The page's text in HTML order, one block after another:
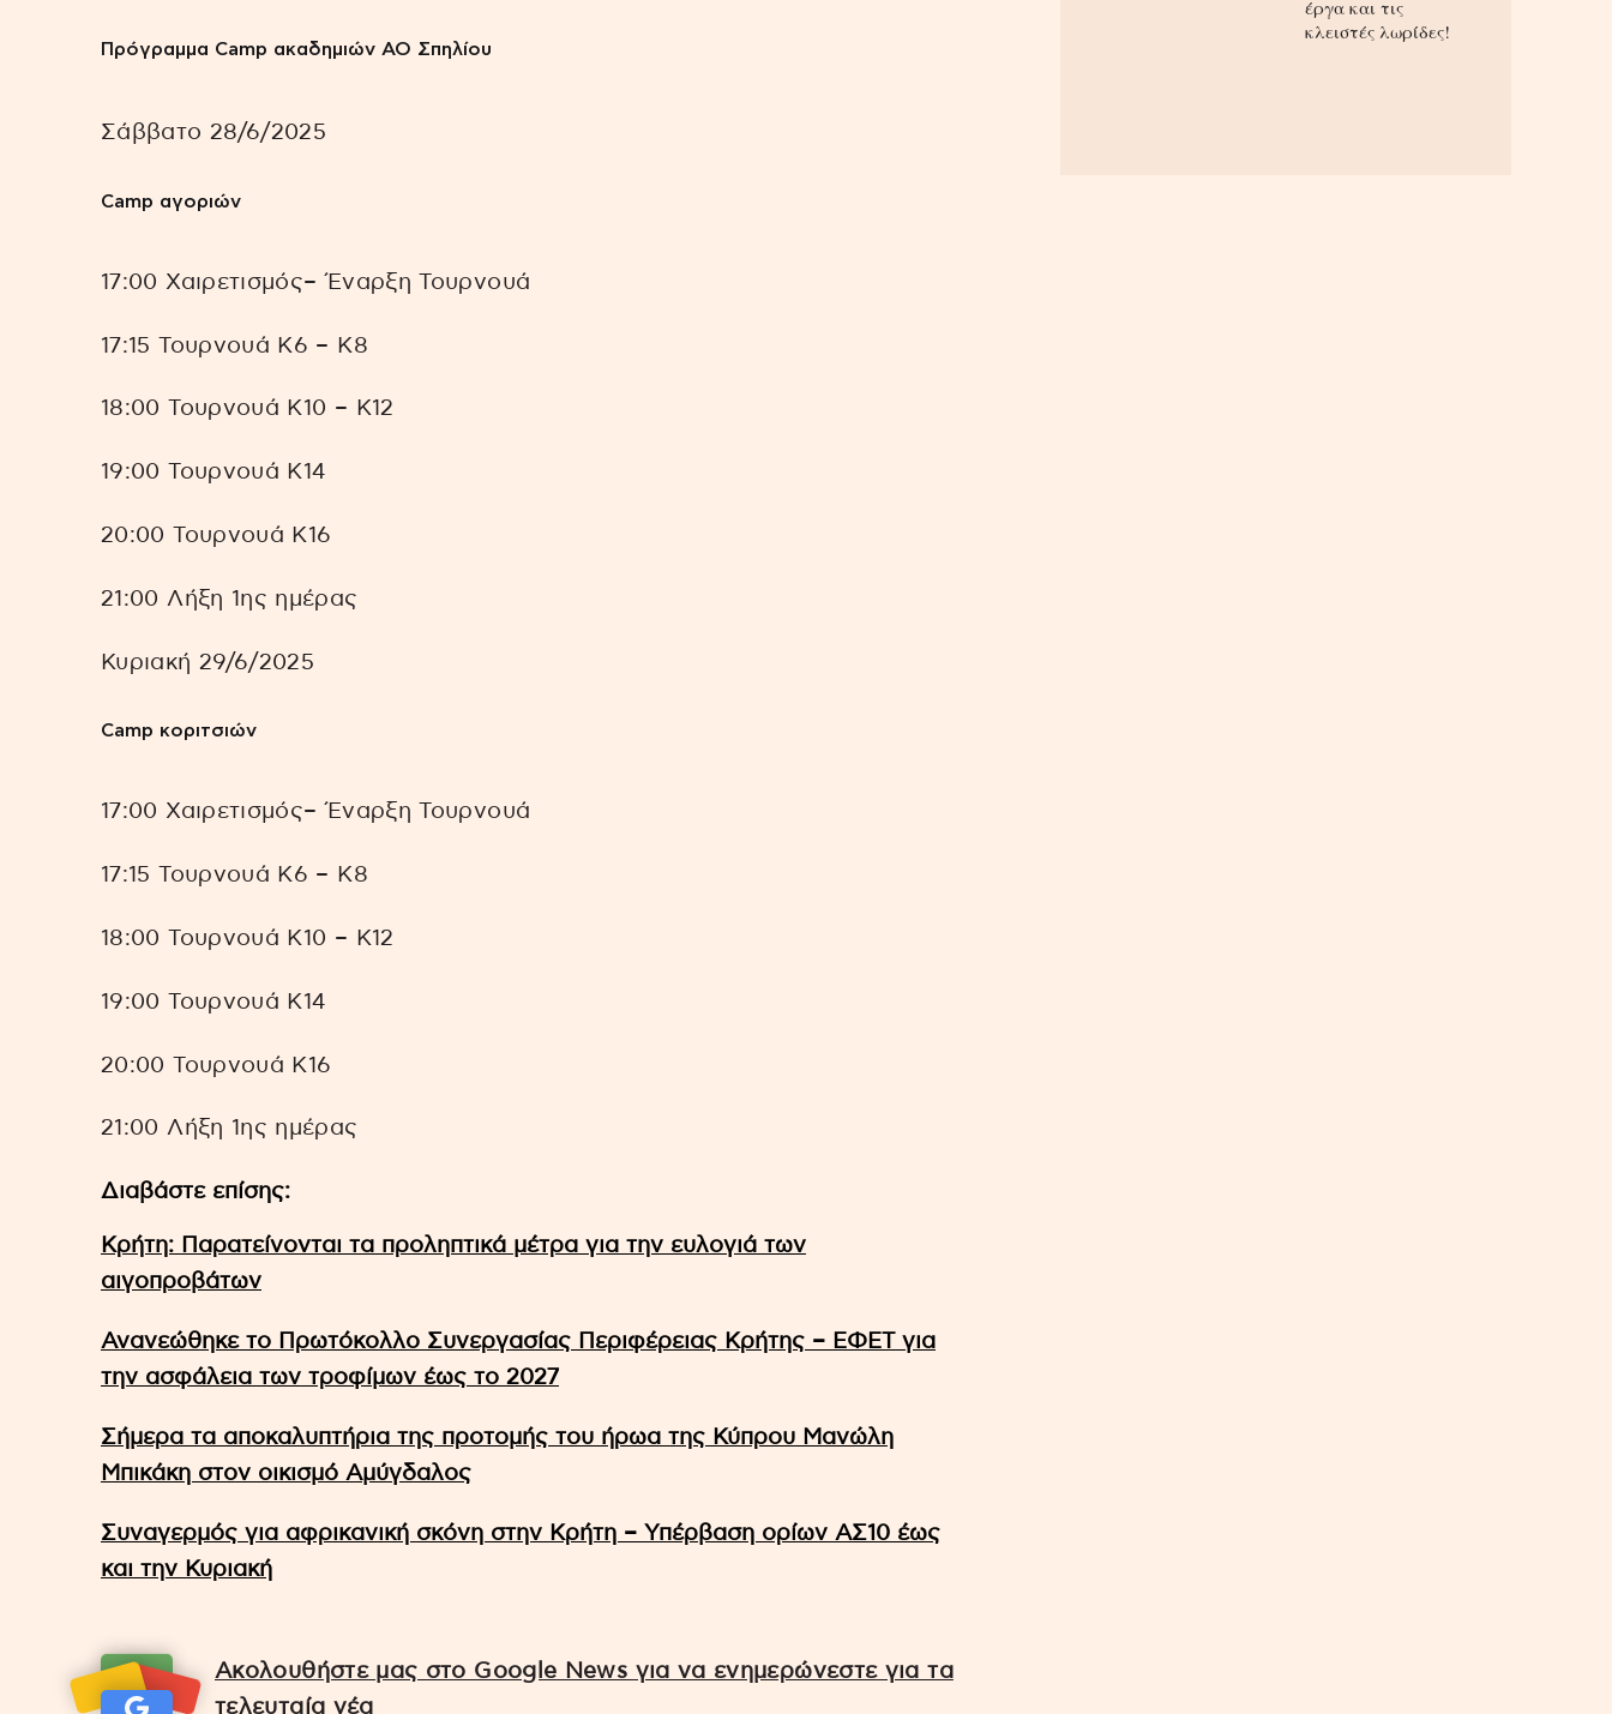
Πρόγραμμα Camp ακαδημιών ΑΟ Σπηλίου
Σάββατο 28/6/2025
Camp αγοριών
17:00 Χαιρετισμός– Έναρξη Τουρνουά
17:15 Τουρνουά Κ6 – Κ8
18:00 Τουρνουά Κ10 – Κ12
19:00 Τουρνουά Κ14
20:00 Τουρνουά Κ16
21:00 Λήξη 1ης ημέρας
Κυριακή 29/6/2025
Camp κοριτσιών
17:00 Χαιρετισμός– Έναρξη Τουρνουά
17:15 Τουρνουά Κ6 – Κ8
18:00 Τουρνουά Κ10 – Κ12
19:00 Τουρνουά Κ14
20:00 Τουρνουά Κ16
21:00 Λήξη 1ης ημέρας
Διαβάστε επίσης:
Κρήτη: Παρατείνονται τα προληπτικά μέτρα για την ευλογιά των
αιγοπροβάτων
Ανανεώθηκε το Πρωτόκολλο Συνεργασίας Περιφέρειας Κρήτης – ΕΦΕΤ για
την ασφάλεια των τροφίμων έως το 2027
Σήμερα τα αποκαλυπτήρια της προτομής του ήρωα της Κύπρου Μανώλη
Μπικάκη στον οικισμό Αμύγδαλος
Συναγερμός για αφρικανική σκόνη στην Κρήτη – Υπέρβαση ορίων ΑΣ10 έως
και την Κυριακή
Ακολουθήστε μας στο Google News για να ενημερώνεστε για τα
τελευταία νέα
έργα και τις
κλειστές λωρίδες!